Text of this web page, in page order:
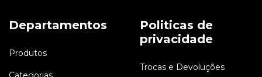
Departamentos
Produtos
Politicas de
privacidade
Trocas e Devoluções